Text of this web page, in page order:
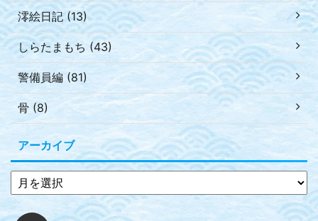
澪絵日記 (13)
しらたまもち (43)
警備員編 (81)
骨 (8)
アーカイブ